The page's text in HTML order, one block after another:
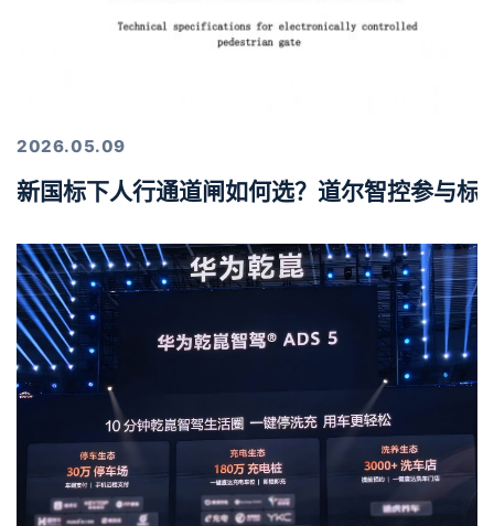
2026.05.09
新国标下人行通道闸如何选？道尔智控参与标